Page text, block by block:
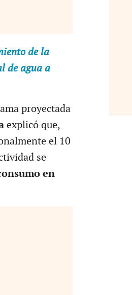
de la
de agua a
proyectada
explicó que,
el 10
se
en